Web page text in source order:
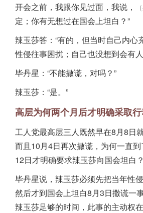
开会之前，我跟你见过面，我说，
定；你有无想过在国会上坦白？”
辣玉莎答：“有的，但当时自己内心
性侵往事困扰；自己也没想到会有
毕丹星：“不能撒谎，对吗？”
辣玉莎：“是。”
高层为何两个月后才明确采取
工人党最高层三人既然早在8月8日
而且10月4日再次撒谎，为何一直
12日才明确要求辣玉莎向国会坦白？
毕丹星说，辣玉莎必须先把当年性
然后才到国会上坦白8月3日撒谎一
辣玉莎足够的时间，此事的主动权